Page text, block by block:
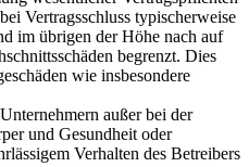
Vertragsschluss typischerweise
im übrigen der Höhe nach auf
begrenzt. Dies
wie insbesondere
außer bei der
und Gesundheit oder
Verhalten des Betreibers